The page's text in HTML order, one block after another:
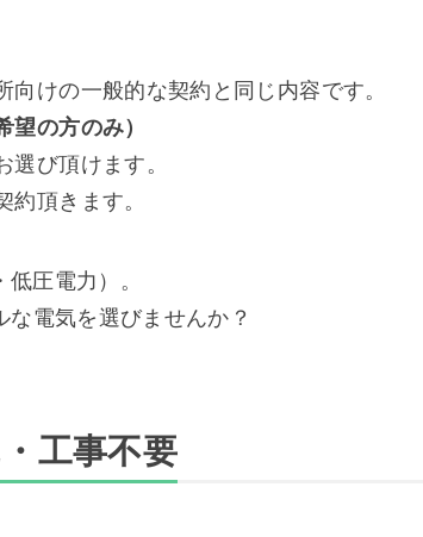
けの一般的な契約と同じ内容です。
の方のみ）
び頂けます。
頂きます。
低圧電力）。
電気を選びませんか？
工事不要